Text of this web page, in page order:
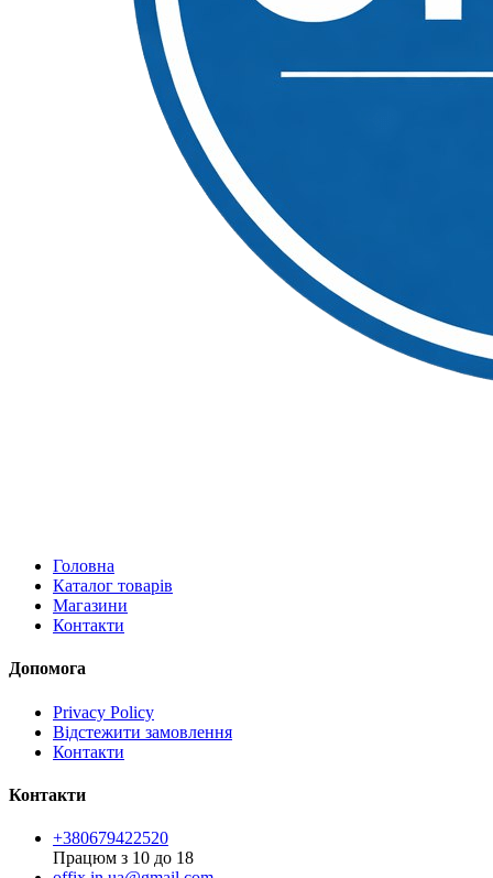
Головна
Каталог товарів
Магазини
Контакти
Допомога
Privacy Policy
Відстежити замовлення
Контакти
Контакти
+380679422520
Працюм з 10 до 18